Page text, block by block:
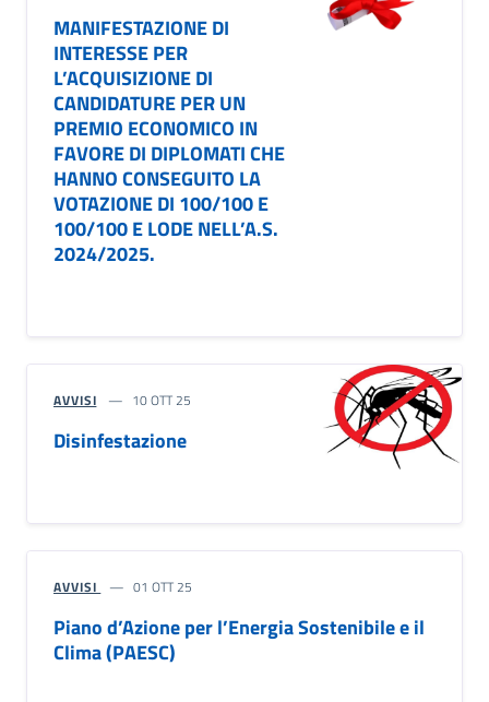
MANIFESTAZIONE DI
INTERESSE PER
L’ACQUISIZIONE DI
CANDIDATURE PER UN
PREMIO ECONOMICO IN
FAVORE DI DIPLOMATI CHE
HANNO CONSEGUITO LA
VOTAZIONE DI 100/100 E
100/100 E LODE NELL’A.S.
2024/2025.
AVVISI 10 OTT 25
Disinfestazione
AVVISI 01 OTT 25
Piano d’Azione per l’Energia Sostenibile e il
Clima (PAESC)